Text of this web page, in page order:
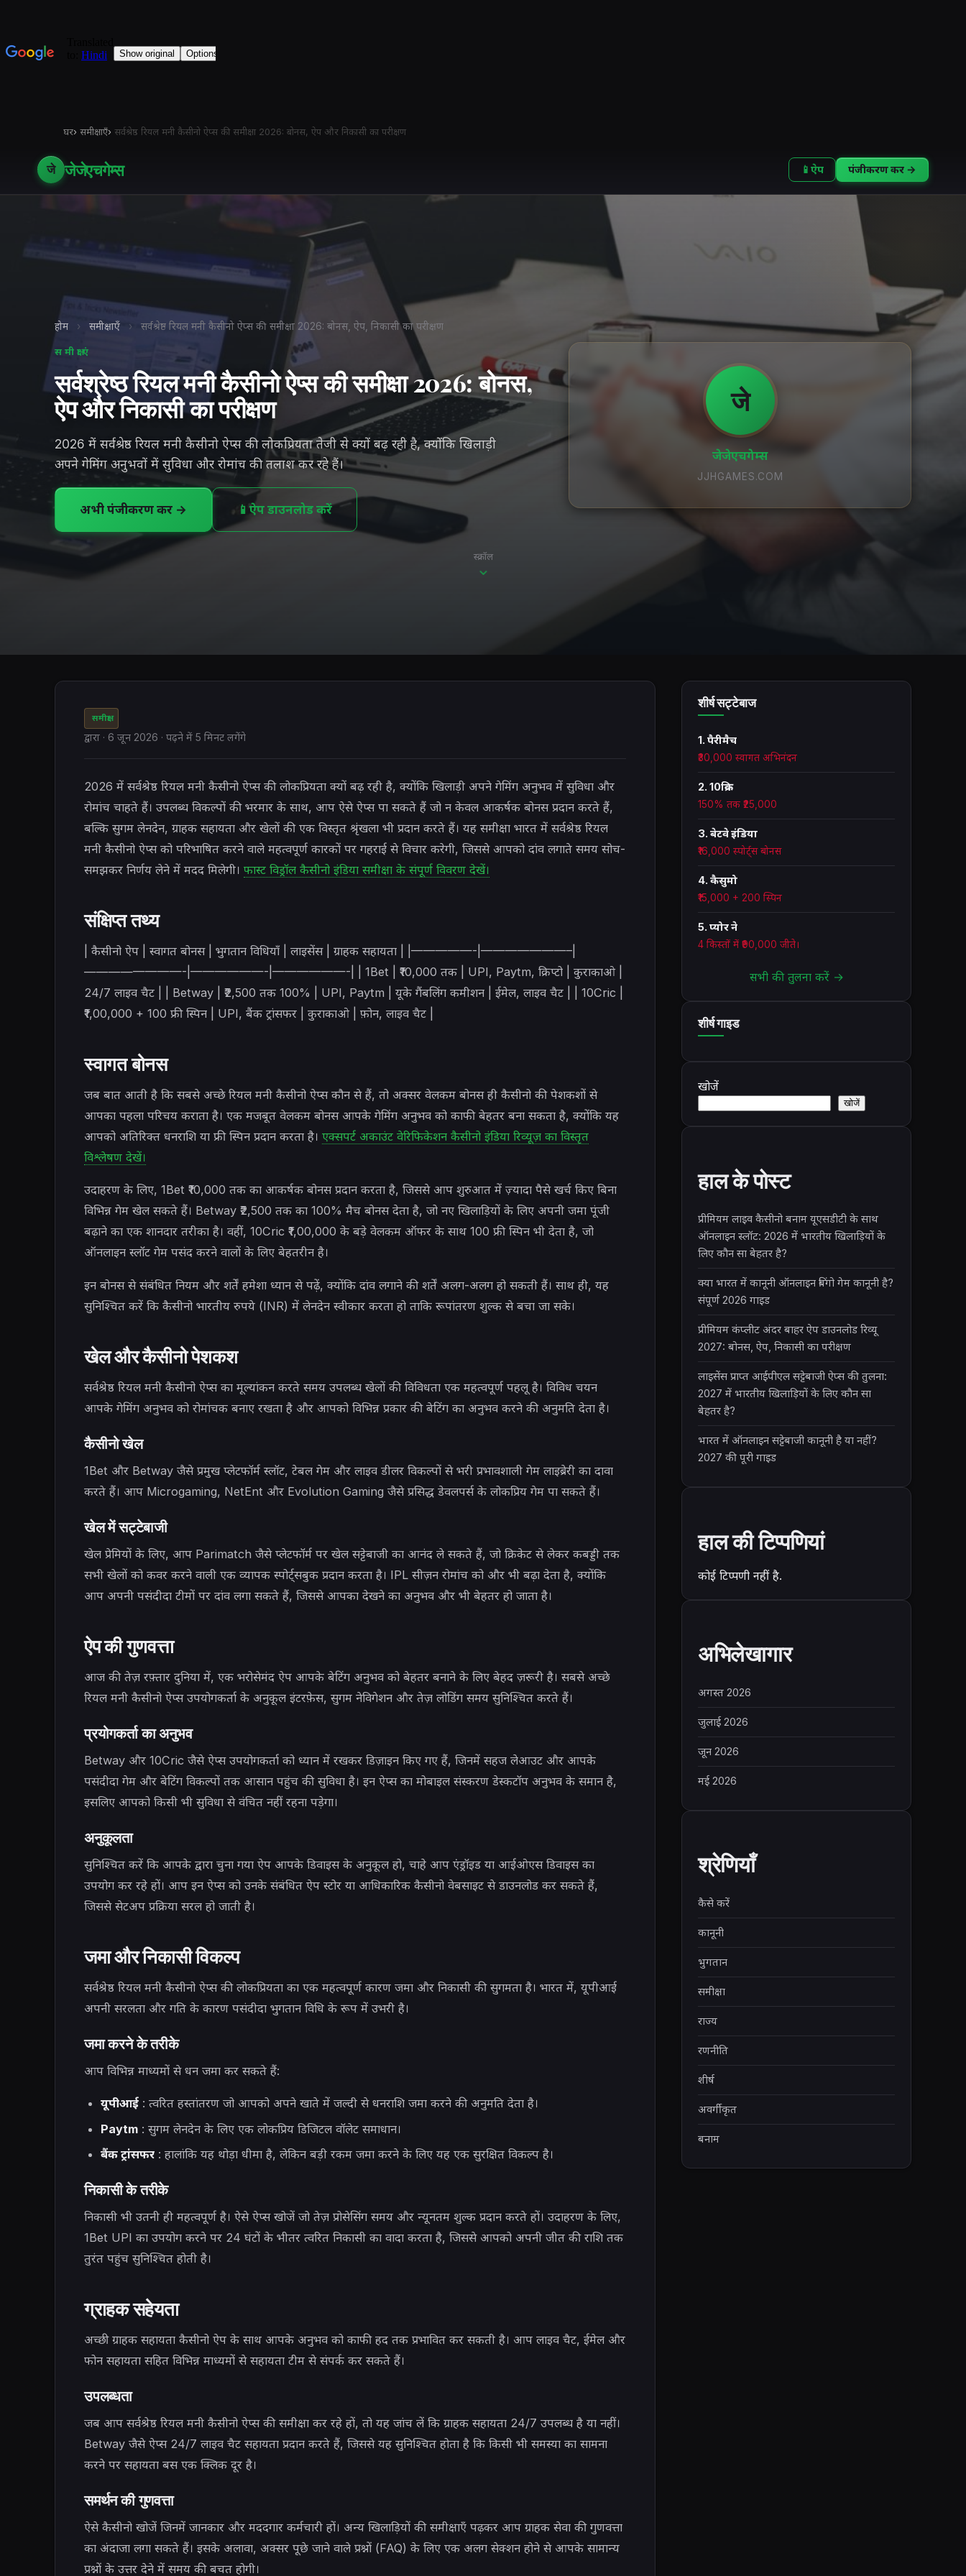
घर› समीक्षाएँ› सर्वश्रेष्ठ रियल मनी कैसीनो ऐप्स की समीक्षा 2026: बोनस, ऐप और निकासी का परीक्षण
जे जेजेएचगेम्स 📱 ऐप पंजीकरण करें →
होम › समीक्षाएँ › सर्वश्रेष्ठ रियल मनी कैसीनो ऐप्स की समीक्षा 2026: बोनस, ऐप, निकासी का परीक्षण
समीक्षाएं
सर्वश्रेष्ठ रियल मनी कैसीनो ऐप्स की समीक्षा 2026: बोनस,
ऐप और निकासी का परीक्षण
2026 में सर्वश्रेष्ठ रियल मनी कैसीनो ऐप्स की लोकप्रियता तेजी से क्यों बढ़ रही है, क्योंकि खिलाड़ी
अपने गेमिंग अनुभवों में सुविधा और रोमांच की तलाश कर रहे हैं।
अभी पंजीकरण करें → 📱ऐप डाउनलोड करें
जे
जेजेएचगेम्स
JJHGAMES.COM
स्क्रॉल
समीक्षा
द्वारा · 6 जून 2026 · पढ़ने में 5 मिनट लगेंगे
2026 में सर्वश्रेष्ठ रियल मनी कैसीनो ऐप्स की लोकप्रियता क्यों बढ़ रही है, क्योंकि खिलाड़ी अपने गेमिंग अनुभव में सुविधा और
रोमांच चाहते हैं। उपलब्ध विकल्पों की भरमार के साथ, आप ऐसे ऐप्स पा सकते हैं जो न केवल आकर्षक बोनस प्रदान करते हैं,
बल्कि सुगम लेनदेन, ग्राहक सहायता और खेलों की एक विस्तृत श्रृंखला भी प्रदान करते हैं। यह समीक्षा भारत में सर्वश्रेष्ठ रियल
मनी कैसीनो ऐप्स को परिभाषित करने वाले महत्वपूर्ण कारकों पर गहराई से विचार करेगी, जिससे आपको दांव लगाते समय सोच-
समझकर निर्णय लेने में मदद मिलेगी। फास्ट विड्रॉल कैसीनो इंडिया समीक्षा के संपूर्ण विवरण देखें।
संक्षिप्त तथ्य
| कैसीनो ऐप | स्वागत बोनस | भुगतान विधियाँ | लाइसेंस | ग्राहक सहायता | |—————-|———————–|
————————-|——————-|——————-| | 1Bet | ₹10,000 तक | UPI, Paytm, क्रिप्टो | कुराकाओ |
24/7 लाइव चैट | | Betway | ₹2,500 तक 100% | UPI, Paytm | यूके गैंबलिंग कमीशन | ईमेल, लाइव चैट | | 10Cric |
₹1,00,000 + 100 फ्री स्पिन | UPI, बैंक ट्रांसफर | कुराकाओ | फ़ोन, लाइव चैट |
स्वागत बोनस
जब बात आती है कि सबसे अच्छे रियल मनी कैसीनो ऐप्स कौन से हैं, तो अक्सर वेलकम बोनस ही कैसीनो की पेशकशों से
आपका पहला परिचय कराता है। एक मजबूत वेलकम बोनस आपके गेमिंग अनुभव को काफी बेहतर बना सकता है, क्योंकि यह
आपको अतिरिक्त धनराशि या फ्री स्पिन प्रदान करता है। एक्सपर्ट अकाउंट वेरिफिकेशन कैसीनो इंडिया रिव्यूज़ का विस्तृत
विश्लेषण देखें।
उदाहरण के लिए, 1Bet ₹10,000 तक का आकर्षक बोनस प्रदान करता है, जिससे आप शुरुआत में ज़्यादा पैसे खर्च किए बिना
विभिन्न गेम खेल सकते हैं। Betway ₹2,500 तक का 100% मैच बोनस देता है, जो नए खिलाड़ियों के लिए अपनी जमा पूंजी
बढ़ाने का एक शानदार तरीका है। वहीं, 10Cric ₹1,00,000 के बड़े वेलकम ऑफर के साथ 100 फ्री स्पिन भी देता है, जो
ऑनलाइन स्लॉट गेम पसंद करने वालों के लिए बेहतरीन है।
इन बोनस से संबंधित नियम और शर्तें हमेशा ध्यान से पढ़ें, क्योंकि दांव लगाने की शर्तें अलग-अलग हो सकती हैं। साथ ही, यह
सुनिश्चित करें कि कैसीनो भारतीय रुपये (INR) में लेनदेन स्वीकार करता हो ताकि रूपांतरण शुल्क से बचा जा सके।
खेल और कैसीनो पेशकश
सर्वश्रेष्ठ रियल मनी कैसीनो ऐप्स का मूल्यांकन करते समय उपलब्ध खेलों की विविधता एक महत्वपूर्ण पहलू है। विविध चयन
आपके गेमिंग अनुभव को रोमांचक बनाए रखता है और आपको विभिन्न प्रकार की बेटिंग का अनुभव करने की अनुमति देता है।
कैसीनो खेल
1Bet और Betway जैसे प्रमुख प्लेटफॉर्म स्लॉट, टेबल गेम और लाइव डीलर विकल्पों से भरी प्रभावशाली गेम लाइब्रेरी का दावा
करते हैं। आप Microgaming, NetEnt और Evolution Gaming जैसे प्रसिद्ध डेवलपर्स के लोकप्रिय गेम पा सकते हैं।
खेल में सट्टेबाजी
खेल प्रेमियों के लिए, आप Parimatch जैसे प्लेटफॉर्म पर खेल सट्टेबाजी का आनंद ले सकते हैं, जो क्रिकेट से लेकर कबड्डी तक
सभी खेलों को कवर करने वाली एक व्यापक स्पोर्ट्सबुक प्रदान करता है। IPL सीज़न रोमांच को और भी बढ़ा देता है, क्योंकि
आप अपनी पसंदीदा टीमों पर दांव लगा सकते हैं, जिससे आपका देखने का अनुभव और भी बेहतर हो जाता है।
ऐप की गुणवत्ता
आज की तेज़ रफ़्तार दुनिया में, एक भरोसेमंद ऐप आपके बेटिंग अनुभव को बेहतर बनाने के लिए बेहद ज़रूरी है। सबसे अच्छे
रियल मनी कैसीनो ऐप्स उपयोगकर्ता के अनुकूल इंटरफ़ेस, सुगम नेविगेशन और तेज़ लोडिंग समय सुनिश्चित करते हैं।
प्रयोगकर्ता का अनुभव
Betway और 10Cric जैसे ऐप्स उपयोगकर्ता को ध्यान में रखकर डिज़ाइन किए गए हैं, जिनमें सहज लेआउट और आपके
पसंदीदा गेम और बेटिंग विकल्पों तक आसान पहुंच की सुविधा है। इन ऐप्स का मोबाइल संस्करण डेस्कटॉप अनुभव के समान है,
इसलिए आपको किसी भी सुविधा से वंचित नहीं रहना पड़ेगा।
अनुकूलता
सुनिश्चित करें कि आपके द्वारा चुना गया ऐप आपके डिवाइस के अनुकूल हो, चाहे आप एंड्रॉइड या आईओएस डिवाइस का
उपयोग कर रहे हों। आप इन ऐप्स को उनके संबंधित ऐप स्टोर या आधिकारिक कैसीनो वेबसाइट से डाउनलोड कर सकते हैं,
जिससे सेटअप प्रक्रिया सरल हो जाती है।
जमा और निकासी विकल्प
सर्वश्रेष्ठ रियल मनी कैसीनो ऐप्स की लोकप्रियता का एक महत्वपूर्ण कारण जमा और निकासी की सुगमता है। भारत में, यूपीआई
अपनी सरलता और गति के कारण पसंदीदा भुगतान विधि के रूप में उभरी है।
जमा करने के तरीके
आप विभिन्न माध्यमों से धन जमा कर सकते हैं:
यूपीआई: त्वरित हस्तांतरण जो आपको अपने खाते में जल्दी से धनराशि जमा करने की अनुमति देता है।
Paytm: सुगम लेनदेन के लिए एक लोकप्रिय डिजिटल वॉलेट समाधान।
बैंक ट्रांसफर: हालांकि यह थोड़ा धीमा है, लेकिन बड़ी रकम जमा करने के लिए यह एक सुरक्षित विकल्प है।
निकासी के तरीके
निकासी भी उतनी ही महत्वपूर्ण है। ऐसे ऐप्स खोजें जो तेज़ प्रोसेसिंग समय और न्यूनतम शुल्क प्रदान करते हों। उदाहरण के लिए,
1Bet UPI का उपयोग करने पर 24 घंटों के भीतर त्वरित निकासी का वादा करता है, जिससे आपको अपनी जीत की राशि तक
तुरंत पहुंच सुनिश्चित होती है।
ग्राहक सहेयता
अच्छी ग्राहक सहायता कैसीनो ऐप के साथ आपके अनुभव को काफी हद तक प्रभावित कर सकती है। आप लाइव चैट, ईमेल और
फोन सहायता सहित विभिन्न माध्यमों से सहायता टीम से संपर्क कर सकते हैं।
उपलब्धता
जब आप सर्वश्रेष्ठ रियल मनी कैसीनो ऐप्स की समीक्षा कर रहे हों, तो यह जांच लें कि ग्राहक सहायता 24/7 उपलब्ध है या नहीं।
Betway जैसे ऐप्स 24/7 लाइव चैट सहायता प्रदान करते हैं, जिससे यह सुनिश्चित होता है कि किसी भी समस्या का सामना
करने पर सहायता बस एक क्लिक दूर है।
समर्थन की गुणवत्ता
ऐसे कैसीनो खोजें जिनमें जानकार और मददगार कर्मचारी हों। अन्य खिलाड़ियों की समीक्षाएँ पढ़कर आप ग्राहक सेवा की गुणवत्ता
का अंदाजा लगा सकते हैं। इसके अलावा, अक्सर पूछे जाने वाले प्रश्नों (FAQ) के लिए एक अलग सेक्शन होने से आपके सामान्य
प्रश्नों के उत्तर देने में समय की बचत होगी।
शीर्ष सट्टेबाज
1. पैरीमैच
₹30,000 स्वागत अभिनंदन
2. 10क्रिक
150% तक ₹25,000
3. बेटवे इंडिया
₹16,000 स्पोर्ट्स बोनस
4. कैसुमो
₹15,000 + 200 स्पिन
5. प्योर ने
4 किस्तों में ₹90,000 जीते।
सभी की तुलना करें →
शीर्ष गाइड
खोजें
खोजें
हाल के पोस्ट
प्रीमियम लाइव कैसीनो बनाम यूएसडीटी के साथ
ऑनलाइन स्लॉट: 2026 में भारतीय खिलाड़ियों के
लिए कौन सा बेहतर है?
क्या भारत में कानूनी ऑनलाइन बिंगो गेम कानूनी है?
संपूर्ण 2026 गाइड
प्रीमियम कंप्लीट अंदर बाहर ऐप डाउनलोड रिव्यू
2027: बोनस, ऐप, निकासी का परीक्षण
लाइसेंस प्राप्त आईपीएल सट्टेबाजी ऐप्स की तुलना:
2027 में भारतीय खिलाड़ियों के लिए कौन सा
बेहतर है?
भारत में ऑनलाइन सट्टेबाजी कानूनी है या नहीं?
2027 की पूरी गाइड
हाल की टिप्पणियां
कोई टिप्पणी नहीं है.
अभिलेखागार
अगस्त 2026
जुलाई 2026
जून 2026
मई 2026
श्रेणियाँ
कैसे करें
कानूनी
भुगतान
समीक्षा
राज्य
रणनीति
शीर्ष
अवर्गीकृत
बनाम